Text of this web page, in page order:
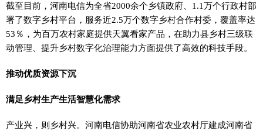
截至目前，河南电信为全省2000余个乡镇政府、1.1万个行政村部
署了数字乡村平台，服务近2.5万个数字乡村合作村委，覆盖率达
53％，为百万农村家庭提供天翼看家产品，在助力县乡村三级联
动管理、提升乡村数字化治理能力方面提供了高效的科技手段。
推动优质资源下沉
满足乡村生产生活智慧化需求
产业兴，则乡村兴。河南电信协助河南省农业农村厅建成河南省